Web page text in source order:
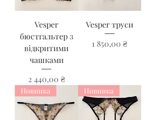
Vesper
бюстгальтер з
відкритими
чашками
Ціна
2 440,00 ₴
Vesper труси
Ціна
1 850,00 ₴
Новинка Новинка